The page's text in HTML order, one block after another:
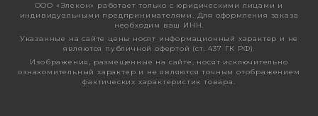
ООО «Элекон» работает только с юридическими лицами и
индивидуальными предпринимателями. Для оформления заказа
необходим ваш ИНН.
Указанные на сайте цены носят информационный характер и не
являются публичной офертой (ст. 437 ГК РФ).
Изображения, размещенные на сайте, носят исключительно
ознакомительный характер и не являются точным отображением
фактических характеристик товара.